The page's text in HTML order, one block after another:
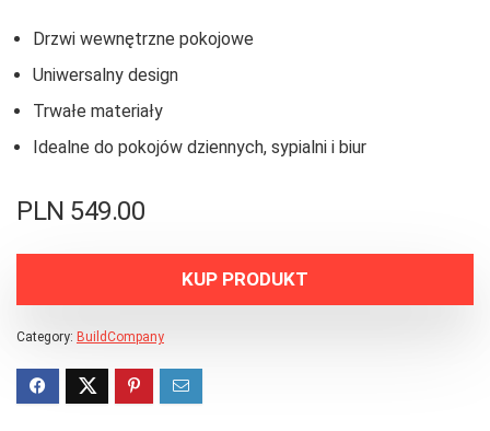
Drzwi wewnętrzne pokojowe
Uniwersalny design
Trwałe materiały
Idealne do pokojów dziennych, sypialni i biur
PLN 549.00
KUP PRODUKT
Category: BuildCompany